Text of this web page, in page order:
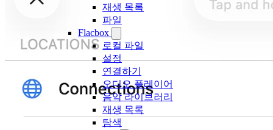
재생 목록
파일
Flacbox
로컬 파일
설정
연결하기
오디오 플레이어
음악 라이브러리
재생 목록
탐색